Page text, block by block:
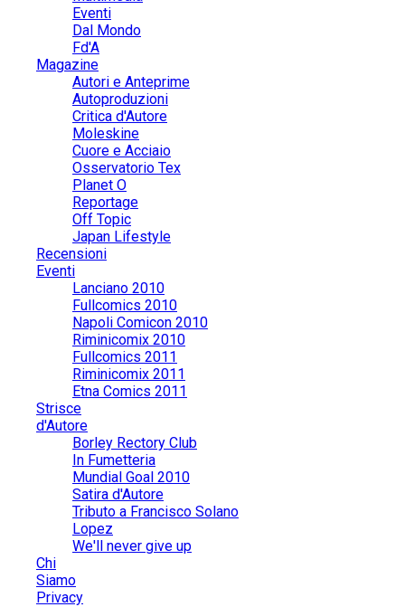
Eventi
Dal Mondo
Fd'A
Magazine
Autori e Anteprime
Autoproduzioni
Critica d'Autore
Moleskine
Cuore e Acciaio
Osservatorio Tex
Planet O
Reportage
Off Topic
Japan Lifestyle
Recensioni
Eventi
Lanciano 2010
Fullcomics 2010
Napoli Comicon 2010
Riminicomix 2010
Fullcomics 2011
Riminicomix 2011
Etna Comics 2011
Strisce
d'Autore
Borley Rectory Club
In Fumetteria
Mundial Goal 2010
Satira d'Autore
Tributo a Francisco Solano
Lopez
We'll never give up
Chi
Siamo
Privacy